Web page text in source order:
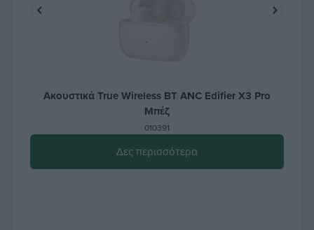
Ακουστικά True Wireless BT ANC Edifier X3 Pro
Μπέζ
010391
Δες περισσότερα